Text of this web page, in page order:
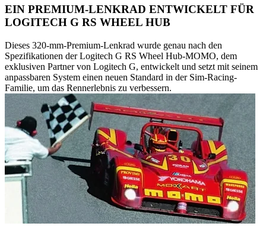
EIN PREMIUM-LENKRAD ENTWICKELT FÜR
LOGITECH G RS WHEEL HUB
Dieses 320-mm-Premium-Lenkrad wurde genau nach den
Spezifikationen der Logitech G RS Wheel Hub-MOMO, dem
exklusiven Partner von Logitech G, entwickelt und setzt mit seinem
anpassbaren System einen neuen Standard in der Sim-Racing-
Familie, um das Rennerlebnis zu verbessern.